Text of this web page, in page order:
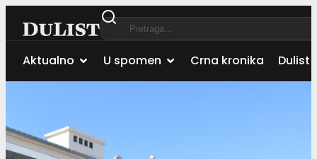
Aktualno U spomen Crna kronika Dulist